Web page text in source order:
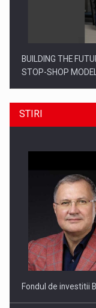
BUILDING THE
STOP-SHOP
ROOTED IN
THE…
STIRI
Fondul de investitii